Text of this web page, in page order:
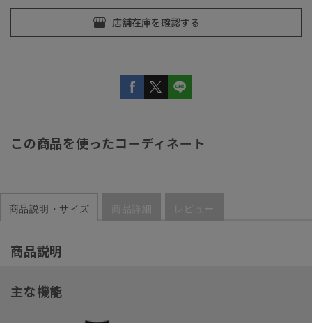
この商品を使ったコーディネート
商品説明・サイズ 商品詳細 レビュー
商品説明
主な機能